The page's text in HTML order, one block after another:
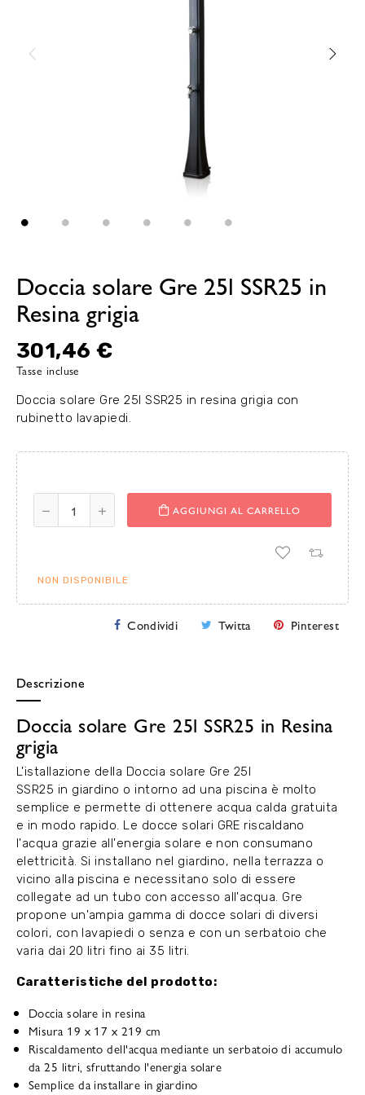
Doccia solare Gre 25l SSR25 in
Resina grigia
301,46 €
Tasse incluse
Doccia solare Gre 25l SSR25 in resina grigia con
rubinetto lavapiedi.
AGGIUNGI AL CARRELLO
NON DISPONIBILE
Condividi Twitta Pinterest
Descrizione
Doccia solare Gre 25l SSR25 in Resina
grigia
L'istallazione della Doccia solare Gre 25l
SSR25 in giardino o intorno ad una piscina è molto
semplice e permette di ottenere acqua calda gratuita
e in modo rapido. Le docce solari GRE riscaldano
l'acqua grazie all'energia solare e non consumano
elettricità. Si installano nel giardino, nella terrazza o
vicino alla piscina e necessitano solo di essere
collegate ad un tubo con accesso all'acqua. Gre
propone un'ampia gamma di docce solari di diversi
colori, con lavapiedi o senza e con un serbatoio che
varia dai 20 litri fino ai 35 litri.
Caratteristiche del prodotto:
Doccia solare in resina
Misura 19 x 17 x 219 cm
Riscaldamento dell'acqua mediante un serbatoio di accumulo
da 25 litri, sfruttando l'energia solare
Semplice da installare in giardino